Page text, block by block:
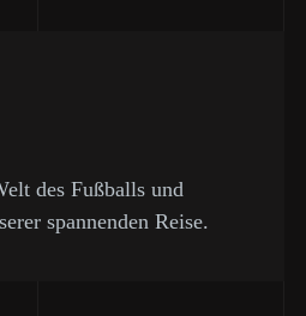
des Fußballs und
spannenden Reise.